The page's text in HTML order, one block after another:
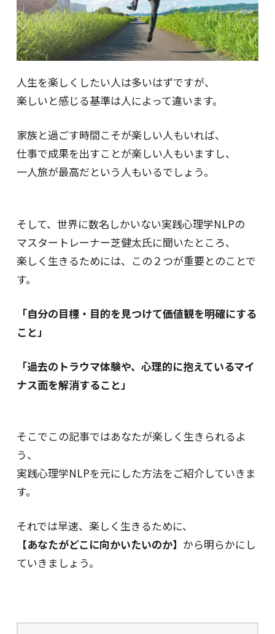
人生を楽しくしたい人は多いはずですが、
楽しいと感じる基準は人によって違います。
家族と過ごす時間こそが楽しい人もいれば、
仕事で成果を出すことが楽しい人もいますし、
一人旅が最高だという人もいるでしょう。
そして、世界に数名しかいない実践心理学NLPの
マスタートレーナー芝健太氏に聞いたところ、
楽しく生きるためには、この２つが重要とのことで
す。
「自分の目標・目的を見つけて価値観を明確にする
こと」
「過去のトラウマ体験や、心理的に抱えているマイ
ナス面を解消すること」
そこでこの記事ではあなたが楽しく生きられるよ
う、
実践心理学NLPを元にした方法をご紹介していきま
す。
それでは早速、楽しく生きるために、
【あなたがどこに向かいたいのか】 から明らかにし
ていきましょう。